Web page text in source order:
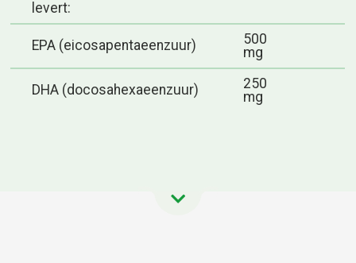
levert:
EPA (eicosapentaeenzuur)
500
mg
DHA (docosahexaeenzuur)
250
mg